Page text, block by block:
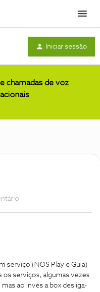
Menu
Iniciar sessão
chamadas de voz
serviço (NOS Play e Guia)
os serviços, algumas vezes
ao invés a box desliga-